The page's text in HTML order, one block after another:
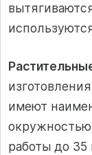
имеют
работы до